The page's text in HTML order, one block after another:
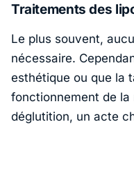
Traitements des
Le plus souvent,
nécessaire.
esthétique ou que la
fonctionnement de la
déglutition, un acte